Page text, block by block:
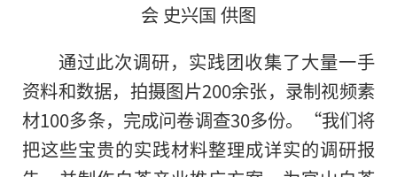
会 史兴国 供图
通过此次调研，实践团收集了大量一手
资料和数据，拍摄图片200余张，录制视频素
材100多条，完成问卷调查30多份。“我们将
把这些宝贵的实践材料整理成详实的调研报